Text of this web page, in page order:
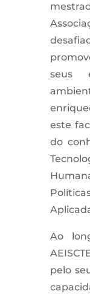
seus
este
do
Ao
pelo